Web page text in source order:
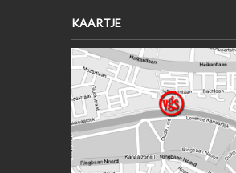
KAARTJE